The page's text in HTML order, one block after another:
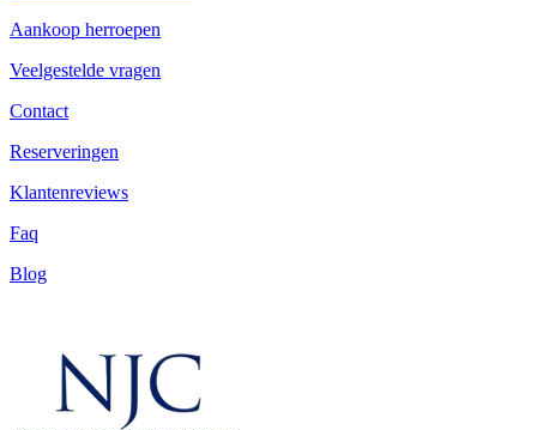
Aankoop herroepen
Veelgestelde vragen
Contact
Reserveringen
Klantenreviews
Faq
Blog